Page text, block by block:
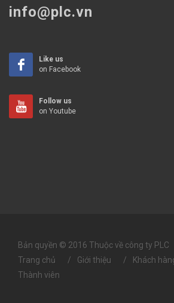
info@plc.vn
Like us
on Facebook
Follow us
on Youtube
Bản quyền © 2016 Thuộc về công ty PLC
Trang chủ
Giới thiệu Khách
Thành viên